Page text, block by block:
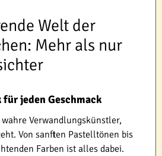
Welt der
Mehr als nur
jeden Geschmack
Verwandlungskünstler,
Von sanften Pastelltönen bis
Farben ist alles dabei.